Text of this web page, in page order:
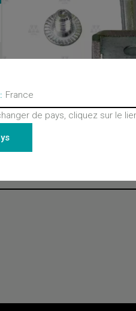
France
de pays, cliquez sur le